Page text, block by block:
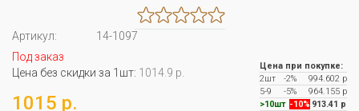
Артикул:
14-1097
Под заказ
Цена без скидки за 1шт: 1014.9 р.
1015 р.
Цена при покупке:
2шт
-2%
994.602 р
5-9
-5%
964.155 р
>10шт -10% 913.41 р